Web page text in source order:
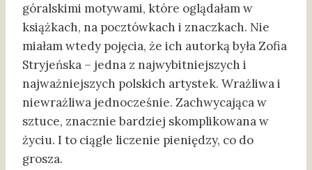
góralskimi motywami, które oglądałam w
książkach, na pocztówkach i znaczkach. Nie
miałam wtedy pojęcia, że ich autorką była Zofia
Stryjeńska – jedna z najwybitniejszych i
najważniejszych polskich artystek. Wrażliwa i
niewrażliwa jednocześnie. Zachwycająca w
sztuce, znacznie bardziej skomplikowana w
życiu. I to ciągle liczenie pieniędzy, co do
grosza.